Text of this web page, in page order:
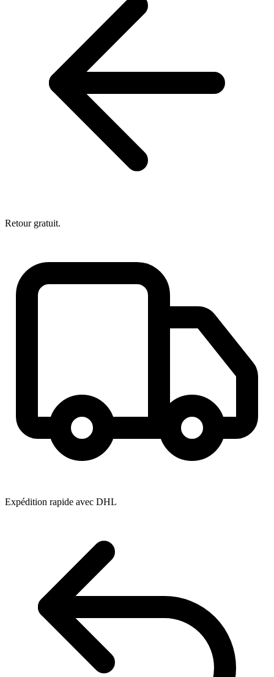
Retour gratuit.
Expédition rapide avec DHL